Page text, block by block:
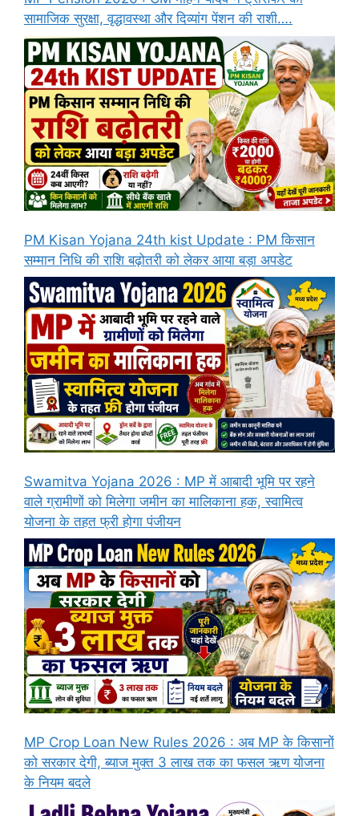
सामाजिक सुरक्षा, वृद्धावस्था और दिव्यांग पेंशन की राशी….
PM Kisan Yojana 24th kist Update : PM किसान
सम्मान निधि की राशि बढ़ोतरी को लेकर आया बड़ा अपडेट
Swamitva Yojana 2026 : MP में आबादी भूमि पर रहने
वाले ग्रामीणों को मिलेगा जमीन का मालिकाना हक, स्वामित्व
योजना के तहत फ्री होगा पंजीयन
MP Crop Loan New Rules 2026 : अब MP के किसानों
को सरकार देगी, ब्याज मुक्त 3 लाख तक का फसल ऋण योजना
के नियम बदले